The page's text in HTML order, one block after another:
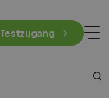
Testzugang